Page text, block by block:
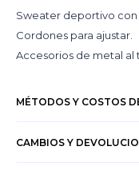
Sweater deportivo
Cordones para ajustar.
Accesorios de metal al
MÉTODOS Y COSTOS
CAMBIOS Y